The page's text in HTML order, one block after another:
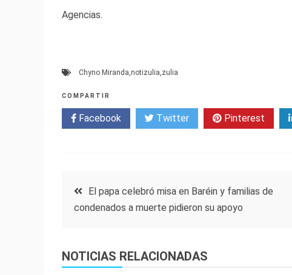
Agencias.
Chyno Miranda,notizulia,zulia
COMPARTIR
Facebook Twitter Pinterest
Navegación
entradas
El papa celebró misa en Baréin y familias de
condenados a muerte pidieron su apoyo
NOTICIAS RELACIONADAS